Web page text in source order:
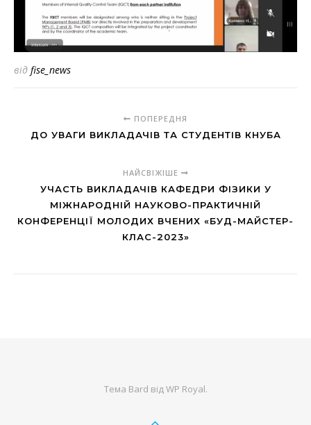
від fise_news
ПОПЕРЕДНЯ
ДО УВАГИ ВИКЛАДАЧІВ ТА СТУДЕНТІВ КНУБА
НАЙСВІЖІШЕ
УЧАСТЬ ВИКЛАДАЧІВ КАФЕДРИ ФІЗИКИ У
МІЖНАРОДНІЙ НАУКОВО-ПРАКТИЧНІЙ
КОНФЕРЕНЦІЇ МОЛОДИХ ВЧЕНИХ «БУД-МАЙСТЕР-
КЛАС-2023»
Тема Bard відWP Royal.